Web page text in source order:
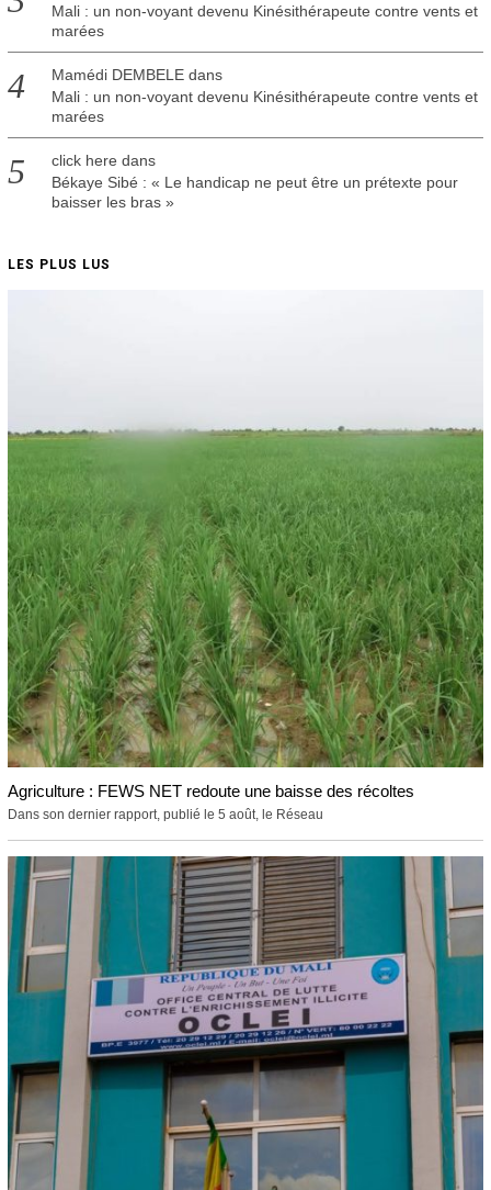
Mali : un non-voyant devenu Kinésithérapeute contre vents et
marées
Mamédi DEMBELEdans
Mali : un non-voyant devenu Kinésithérapeute contre vents et
marées
click here dans
Békaye Sibé : « Le handicap ne peut être un prétexte pour
baisser les bras »
LES PLUS LUS
Agriculture : FEWS NET redoute une baisse des récoltes
Dans son dernier rapport, publié le 5 août, le Réseau